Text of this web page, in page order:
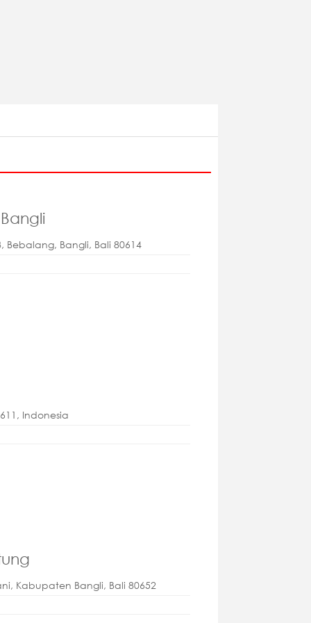
Bebalang, Bangli, Bali 80614
Indonesia
Kabupaten Bangli, Bali 80652